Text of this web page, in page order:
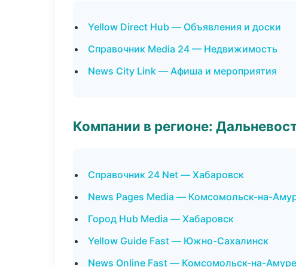
Yellow Direct Hub — Объявления и доски
Справочник Media 24 — Недвижимость
News City Link — Афиша и мероприятия
Компании в регионе:
Справочник 24 Net — Хабаровск
News Pages Media — Комсомольск-на-
Город Hub Media — Хабаровск
Yellow Guide Fast — Южно-Сахалинск
News Online Fast — Комсомольск-на-Амуре